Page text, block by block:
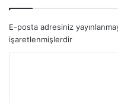
E-posta adresiniz
işaretlenmişlerdir